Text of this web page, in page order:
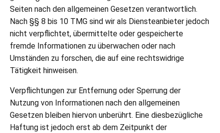
Seiten nach den allgemeinen Gesetzen verantwortlich.
Nach §§ 8 bis 10 TMG sind wir als Diensteanbieter jedoch
nicht verpflichtet, übermittelte oder gespeicherte
fremde Informationen zu überwachen oder nach
Umständen zu forschen, die auf eine rechtswidrige
Tätigkeit hinweisen.
Verpflichtungen zur Entfernung oder Sperrung der
Nutzung von Informationen nach den allgemeinen
Gesetzen bleiben hiervon unberührt. Eine diesbezügliche
Haftung ist jedoch erst ab dem Zeitpunkt der